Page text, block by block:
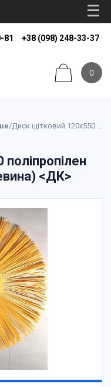
81 +38 (098) 248-33-37
0
/ Диск щітковий 120х550 поліпропілен (поліпропіленова серцевина) <ДК>
<ДК>